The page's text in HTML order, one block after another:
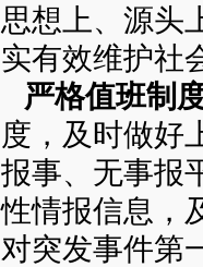
思想上、源头
实有效维护社
严格值班制
度，及时做好
报事、无事报
性情报信息，
对突发事件第